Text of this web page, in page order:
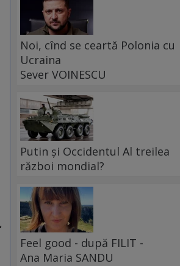
Noi, cînd se ceartă Polonia cu
Ucraina
Sever VOINESCU
Putin și Occidentul Al treilea
război mondial?
Feel good - după FILIT -
Ana Maria SANDU